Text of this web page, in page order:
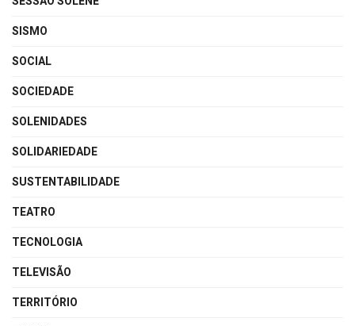
SISMO
SOCIAL
SOCIEDADE
SOLENIDADES
SOLIDARIEDADE
SUSTENTABILIDADE
TEATRO
TECNOLOGIA
TELEVISÃO
TERRITÓRIO